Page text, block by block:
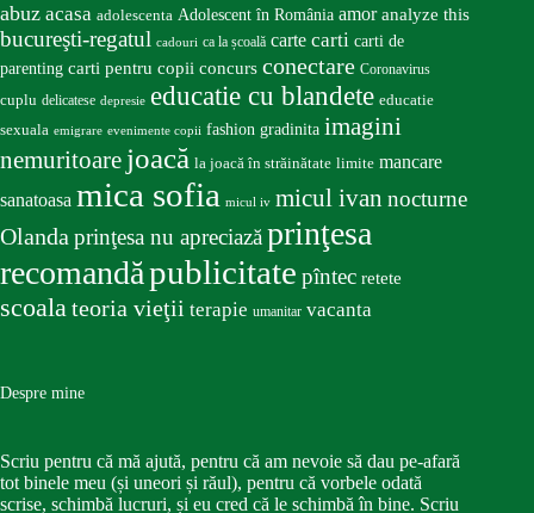
abuz acasa adolescenta Adolescent în România amor analyze this
bucureşti-regatul cadouri ca la școală carte carti carti de
parenting carti pentru copii concurs conectare Coronavirus
cuplu delicatese depresie educatie cu blandete educatie
sexuala emigrare evenimente copii fashion gradinita imagini
nemuritoare joacă la joacă în străinătate limite mancare
sanatoasa mica sofia micul iv micul ivan nocturne
Olandaprinţesa nu apreciazăprinţesa
recomandăpublicitate pîntec retete
scoalateoria vieţii terapie umanitar vacanta
Despre mine
Scriu pentru că mă ajută, pentru că am nevoie să dau pe-afară
tot binele meu (și uneori și răul), pentru că vorbele odată
scrise, schimbă lucruri, și eu cred că le schimbă în bine. Scriu